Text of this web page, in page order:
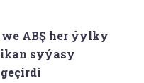
ABŞ her ýylky
syýasy